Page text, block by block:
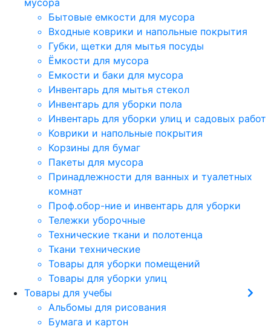
Бытовые емкости для мусора
Входные коврики и напольные покрытия
Губки, щетки для мытья посуды
Ёмкости для мусора
Емкости и баки для мусора
Инвентарь для мытья стекол
Инвентарь для уборки пола
Инвентарь для уборки улиц и садовых работ
Коврики и напольные покрытия
Корзины для бумаг
Пакеты для мусора
Принадлежности для ванных и туалетных
комнат
Проф.обор-ние и инвентарь для уборки
Тележки уборочные
Технические ткани и полотенца
Ткани технические
Товары для уборки помещений
Товары для уборки улиц
Товары для учебы
Альбомы для рисования
Бумага и картон